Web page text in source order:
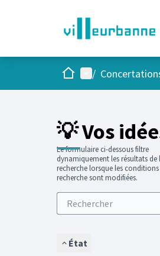
AccueilMenu principal
/
💡 Vos
Le formulaire ci-dessous filtre
dynamiquement les résultats de
recherche lorsque les
recherche sont modifiées.
État